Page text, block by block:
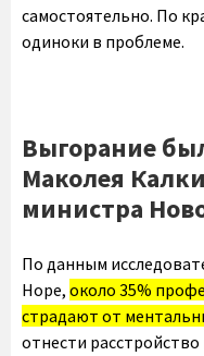
самостоятельно. По
одиноки в проблеме.
Выгорание
Маколея
министра
По данным
Hope, около 35%
страдают от
отнести